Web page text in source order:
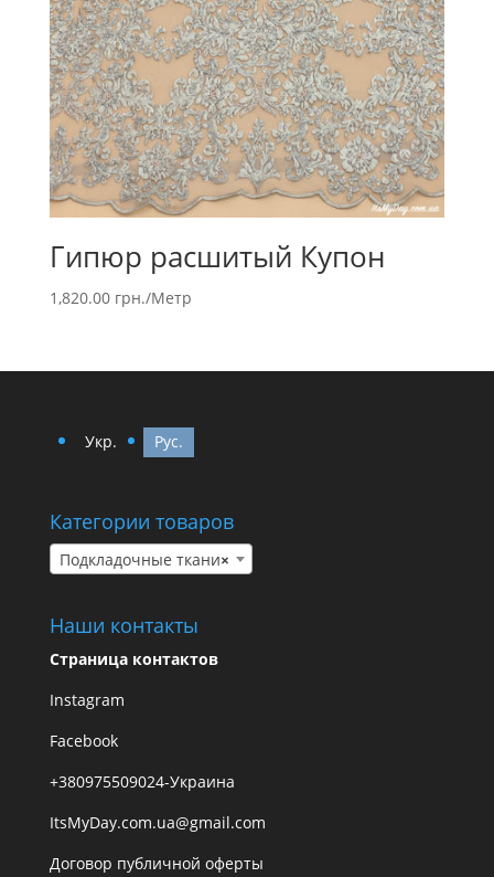
Гипюр расшитый Купон
1,820.00 грн./Метр
Укр. Рус.
Категории товаров
×
Подкладочные ткани
Наши контакты
Страница контактов
Instagram
Facebook
+380975509024-Украина
ItsMyDay.com.ua@gmail.com
Договор публичной оферты